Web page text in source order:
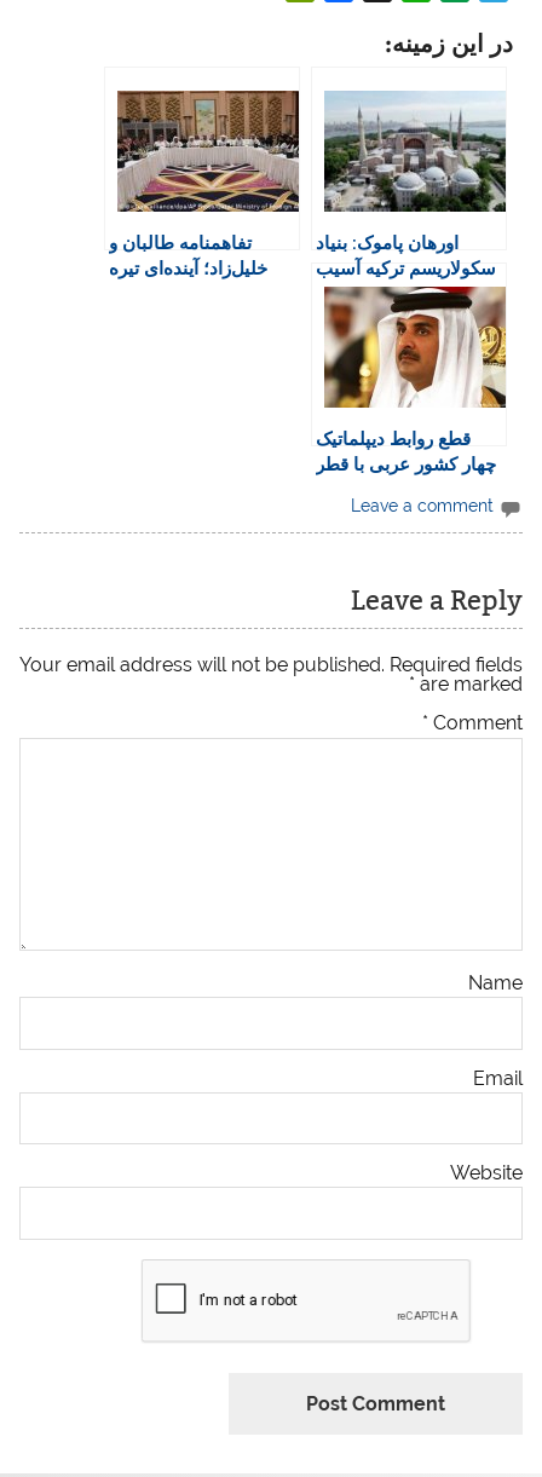
l
r
a
m
a
r
i
n
a
s
A
p
p
t
F
r
i
e
در این زمینه:
اورهان پاموک: بنیاد
سکولاریسم ترکیه آسیب
دیده است
تفاهمنامه طالبان و
خلیل‌زاد؛ آینده‌ای تیره
قطع روابط دیپلماتیک
چهار کشور عربی با قطر
Leave a comment
Leave a Reply
Your email address will not be published. Required fields
are marked
*
Comment
*
Name
Email
Website